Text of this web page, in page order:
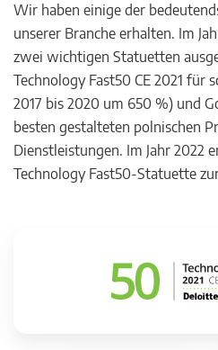
Wir haben einige der
unserer Branche erhalten. Im
zwei wichtigen Statuetten
Technology Fast50 CE 2021 für
2017 bis 2020 um 650 %) und
besten gestalteten polnischen
Dienstleistungen. Im Jahr 2022
Technology Fast50-Statuette